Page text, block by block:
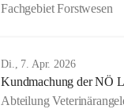
Fachgebiet Forstwesen
Di., 7. Apr. 2026
Kundmachung der NÖ
Abteilung